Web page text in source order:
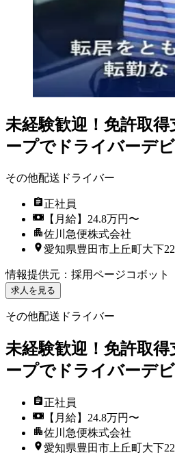
未経験歓迎！免許取
ープでドライバーデ
その他配送ドライバー
正社員
【月給】24.8万円〜
佐川急便株式会社
愛知県豊田市上丘町大下22
情報提供元 ： 採用ページコボット
求人を見る
その他配送ドライバー
未経験歓迎！免許取
ープでドライバーデ
正社員
【月給】24.8万円〜
佐川急便株式会社
愛知県豊田市上丘町大下22